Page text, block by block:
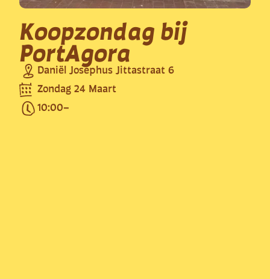
Koopzondag bij
PortAgora
Daniël Josephus Jittastraat 6
Zondag 24 Maart
10:00–